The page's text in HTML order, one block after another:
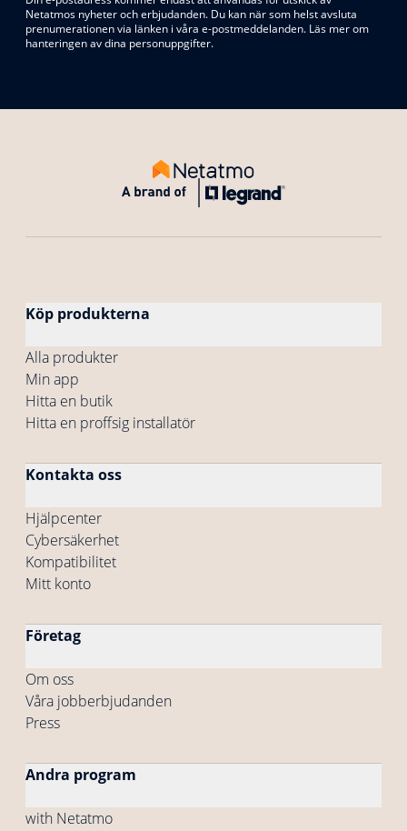
Netatmos nyheter och erbjudanden. Du kan när som helst avsluta
prenumerationen via länken i våra e-postmeddelanden. Läs mer om
hanteringen av dina personuppgifter.
Köp produkterna
Alla produkter
Min app
Hitta en butik
Hitta en proffsig installatör
Kontakta oss
Hjälpcenter
Cybersäkerhet
Kompatibilitet
Mitt konto
Företag
Om oss
Våra jobberbjudanden
Press
Andra program
with Netatmo